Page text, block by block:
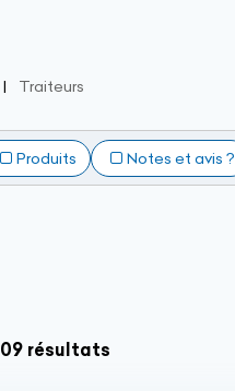
Traiteurs
Produits Notes et avis ?
résultats